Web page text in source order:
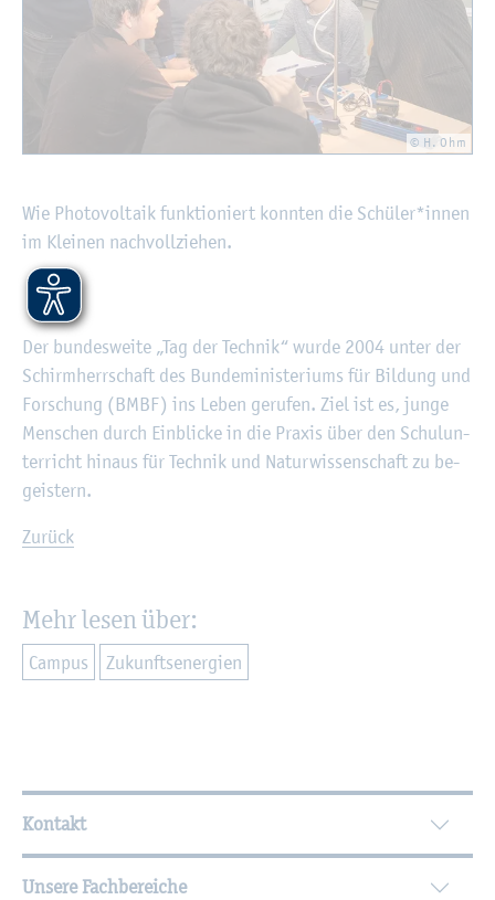
© H. Ohm
Wie Pho­to­vol­ta­ik funk­tio­niert konn­ten die Schü­ler*innen
im Klei­nen nach­voll­zie­hen.
Der bun­des­wei­te „Tag der Tech­nik“ wurde 2004 unter der
Schirm­herr­schaft des Bun­de­mi­nis­te­ri­ums für Bil­dung und
For­schung (BMBF) ins Leben ge­ru­fen. Ziel ist es, junge
Men­schen durch Ein­bli­cke in die Pra­xis über den Schul­un­
ter­richt hin­aus für Tech­nik und Na­tur­wis­sen­schaft zu be­
geis­tern.
Zu­rück
Mehr lesen über:
Cam­pus Zu­kunfts­en­er­gi­en
Wei­ter­füh­ren­de In­for­ma­tio­nen
Kontakt
Unsere Fachbereiche